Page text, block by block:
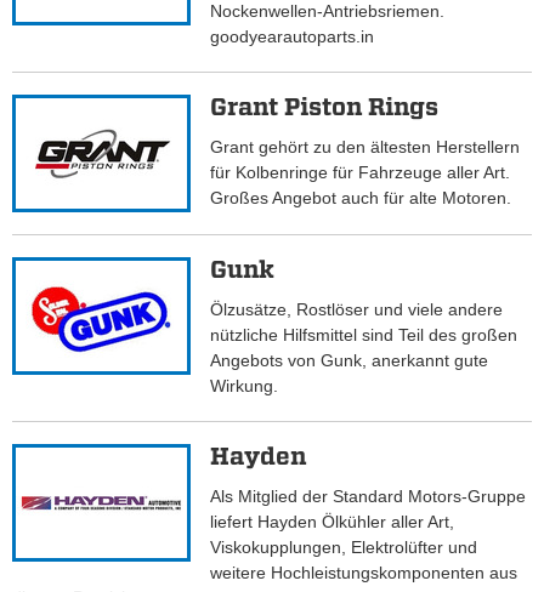
Nockenwellen-Antriebsriemen.
goodyearautoparts.in
Grant Piston Rings
Grant gehört zu den ältesten Herstellern
für Kolbenringe für Fahrzeuge aller Art.
Großes Angebot auch für alte Motoren.
Gunk
Ölzusätze, Rostlöser und viele andere
nützliche Hilfsmittel sind Teil des großen
Angebots von Gunk, anerkannt gute
Wirkung.
Hayden
Als Mitglied der Standard Motors-Gruppe
liefert Hayden Ölkühler aller Art,
Viskokupplungen, Elektrolüfter und
weitere Hochleistungskomponenten aus